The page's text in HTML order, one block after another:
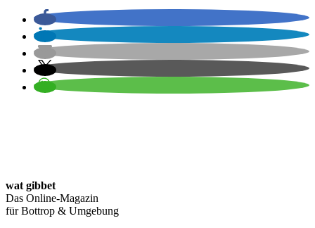
wat gibbet
Das Online-Magazin
für Bottrop & Umgebung